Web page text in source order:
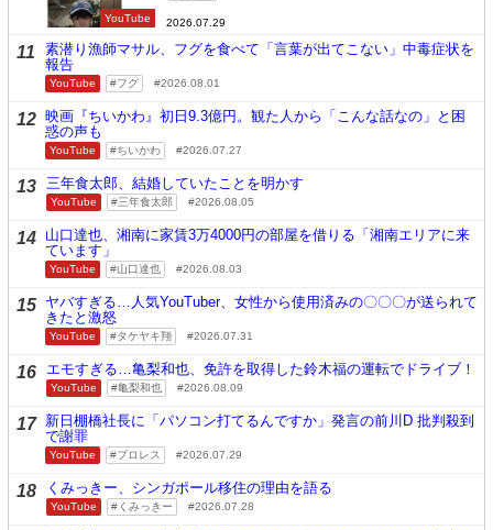
YouTube 2026.07.29
11
素潜り漁師マサル、フグを食べて「言葉が出てこない」中毒症状を
報告
YouTube フグ 2026.08.01
12 映画『ちいかわ』初日9.3億円。観た人から「こんな話なの」と困
惑の声も
YouTube ちいかわ 2026.07.27
13 三年食太郎、結婚していたことを明かす
YouTube 三年食太郎 2026.08.05
14 山口達也、湘南に家賃3万4000円の部屋を借りる「湘南エリアに来
ています」
YouTube 山口達也 2026.08.03
15 ヤバすぎる…人気YouTuber、女性から使用済みの〇〇〇が送られて
きたと激怒
YouTube タケヤキ翔 2026.07.31
16 エモすぎる…亀梨和也、免許を取得した鈴木福の運転でドライブ！
YouTube 亀梨和也 2026.08.09
17 新日棚橋社長に「パソコン打てるんですか」発言の前川D 批判殺到
で謝罪
YouTube プロレス 2026.07.29
18 くみっきー、シンガポール移住の理由を語る
YouTube くみっきー 2026.07.28